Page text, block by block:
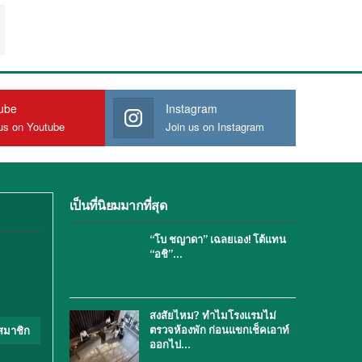
on Youtube
Instagram
Join us on Instagram
มาชิก
เป็นที่นิยมมากที่สุด
“โบ ชญาดา” เฉลยเอง! โต้แทน
“อชิ”…
สงสัยไหม? ทำไมโรงแรมไม่
ตรวจห้องพัก ก่อนแขกเช็คเอาท์
ออกไป…